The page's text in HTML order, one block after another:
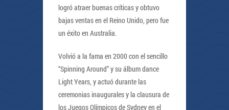
logró atraer buenas críticas y obtuvo
bajas ventas en el Reino Unido, pero fue
un éxito en Australia.
Volvió a la fama en 2000 con el sencillo
“Spinning Around” y su álbum dance
Light Years, y actuó durante las
ceremonias inaugurales y la clausura de
los Juegos Olímpicos de Sydney en el